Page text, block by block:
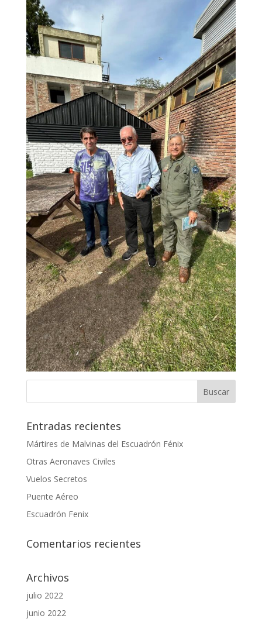
Entradas recientes
Mártires de Malvinas del Escuadrón Fénix
Otras Aeronaves Civiles
Vuelos Secretos
Puente Aéreo
Escuadrón Fenix
Comentarios recientes
Archivos
julio 2022
junio 2022